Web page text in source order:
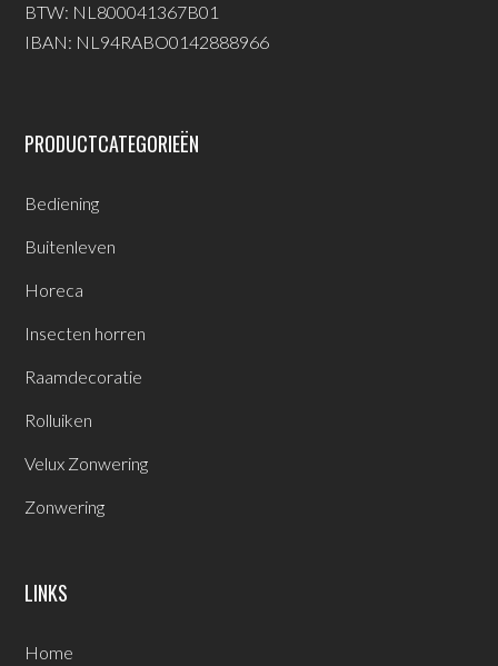
BTW: NL800041367B01
IBAN: NL94RABO0142888966
PRODUCTCATEGORIEËN
Bediening
Buitenleven
Horeca
Insecten horren
Raamdecoratie
Rolluiken
Velux Zonwering
Zonwering
LINKS
Home